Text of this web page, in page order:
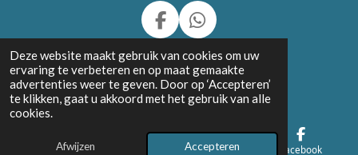
Deze website maakt gebruik van cookies om uw
ervaring te verbeteren en op maat gemaakte
advertenties weer te geven. Door op ‘Accepteren’
te klikken, gaat u akkoord met het gebruik van alle
cookies.
Afwijzen Accepteren
F
a
c
e
b
o
W
h
a
t
s
p
p
© 2024 - 2026 Charly's Stone Carvings and more
Powered byJouwWeb
E-mailadres Telefoonnummer Facebook